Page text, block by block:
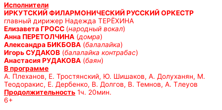
Исполнители
ИРКУТСКИЙ ФИЛАРМОНИЧЕСКИЙ РУССКИЙ ОРКЕСТР
главный дирижер Надежда ТЕРЁХИНА
Елизавета ГРОСС (народный вокал)
Анна ПЕРЕТОЛЧИНА (домра)
Александра БИКБОВА (балалайка)
Игорь СУДАКОВ (балалайка контрабас)
Анастасия РУДАКОВА (баян)
В программе
А. Плеханов, Е. Тростянский, Ю. Шишаков, А. Долуханян, М.
Теодоракис, Е. Дербенко, В. Долгов, В. Темнов, А. Тлеуов
Продолжительность 1ч. 20мин.
6+